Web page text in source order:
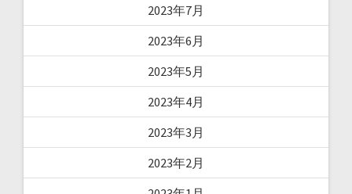
2023年7月
2023年6月
2023年5月
2023年4月
2023年3月
2023年2月